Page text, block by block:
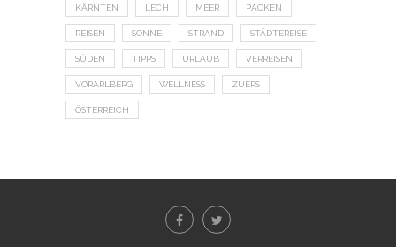
KÄRNTEN LECH MEER PACKEN
REISEN SONNE STRAND STÄDTEREISE
SÜDEN TIPPS URLAUB VERREISEN
VORARLBERG WELLNESS ZUERS
ÖSTERREICH